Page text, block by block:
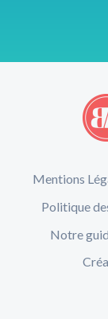
Mentions
Politique
Notre